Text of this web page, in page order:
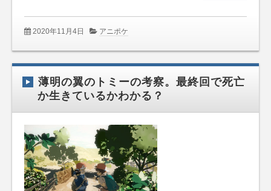
2020年11月4日 アニポケ
薄明の翼のトミーの考察。最終回で死亡
か生きているかわかる？